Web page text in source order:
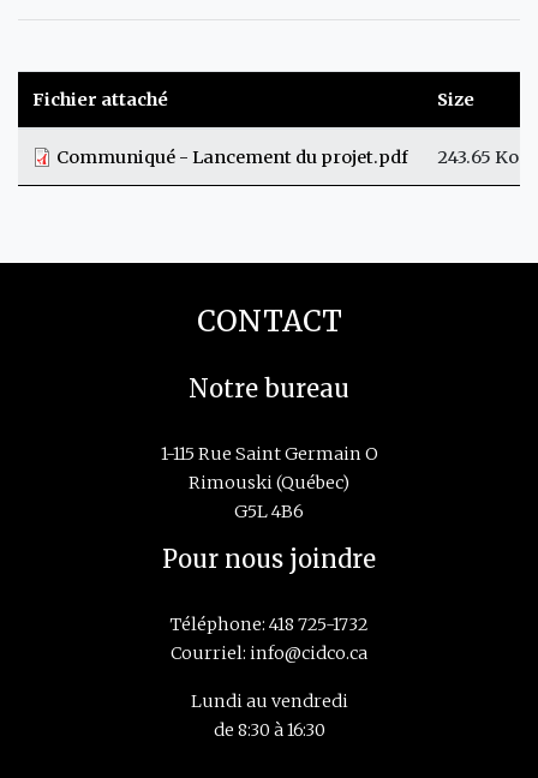
Fichier attaché Size
Communiqué - Lancement du projet.pdf 243.65 Ko
CONTACT
Notre bureau
1-115 Rue Saint Germain O
Rimouski (Québec)
G5L 4B6
Pour nous joindre
Téléphone: 418 725-1732
Courriel: info@cidco.ca
Lundi au vendredi
de 8:30 à 16:30